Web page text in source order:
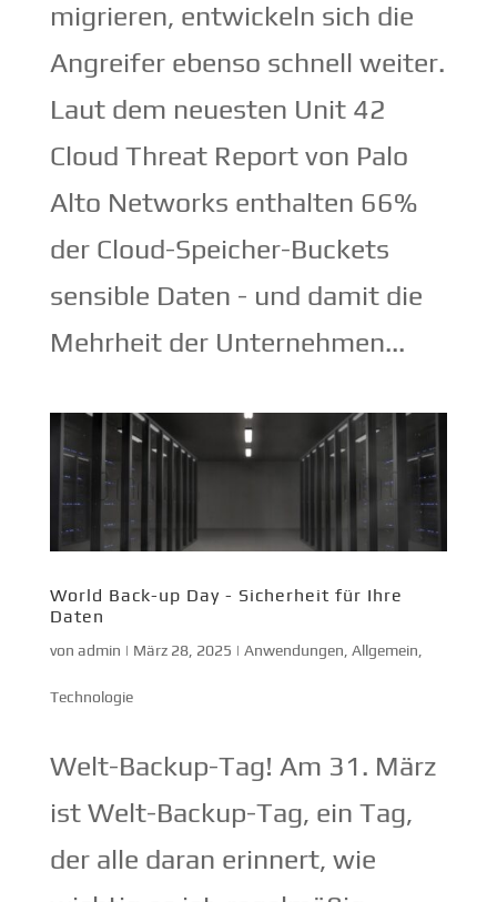
migrieren, entwickeln sich die
Angreifer ebenso schnell weiter.
Laut dem neuesten Unit 42
Cloud Threat Report von Palo
Alto Networks enthalten 66%
der Cloud-Speicher-Buckets
sensible Daten - und damit die
Mehrheit der Unternehmen...
World Back-up Day - Sicherheit für Ihre
Daten
von admin | März 28, 2025 | Anwendungen Allgemein
Technologie
Welt-Backup-Tag! Am 31. März
ist Welt-Backup-Tag, ein Tag,
der alle daran erinnert, wie